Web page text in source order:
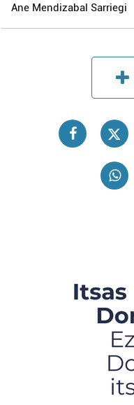
Ane Mendizabal Sarriegi